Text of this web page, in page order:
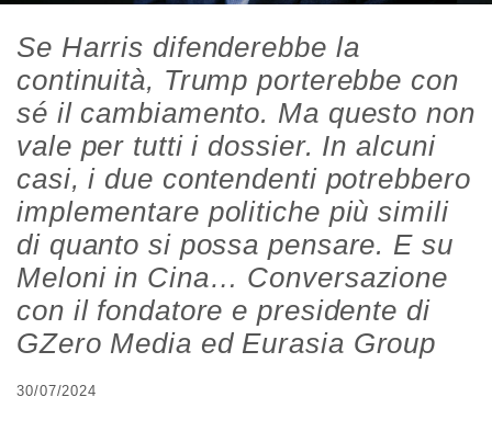
Se Harris difenderebbe la
continuità, Trump porterebbe con
sé il cambiamento. Ma questo non
vale per tutti i dossier. In alcuni
casi, i due contendenti potrebbero
implementare politiche più simili
di quanto si possa pensare. E su
Meloni in Cina… Conversazione
con il fondatore e presidente di
GZero Media ed Eurasia Group
30/07/2024